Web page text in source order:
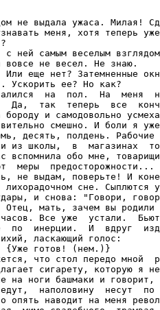
не выдала ужаса. Милая!
меня, хотя теперь
с ней самым веселым
вовсе не весел. Не знаю.
Или еще нет? Затемненные
Ускорить ее? Но как?
на  пол.  На  меня
Да,  так  теперь  все
бороду и самодовольно
смешно. И боли я
десять, полдень. Рабочие
из школы,  в  магазинах
вспомнила обо мне,
меры
не выдам, поверьте! И
сне. Сыплются
и снова: "Говори,
мать, зачем вы родили
Все уже  устали.
по  инерции.  И  вдруг
ласкающий голос:
{Уже готов! (нем.)}
что стол передо мной
сигарету, которую я
на ноги башмаки и
наполовину  несут
опять наводит на меня